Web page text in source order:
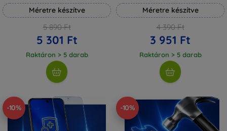
Méretre készítve
5 890 Ft
5 301 Ft
Raktáron > 5 darab
Méretre készítve
4 390 Ft
3 951 Ft
Raktáron > 5 darab
-10% -10%